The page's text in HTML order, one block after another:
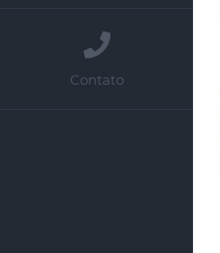
Contato